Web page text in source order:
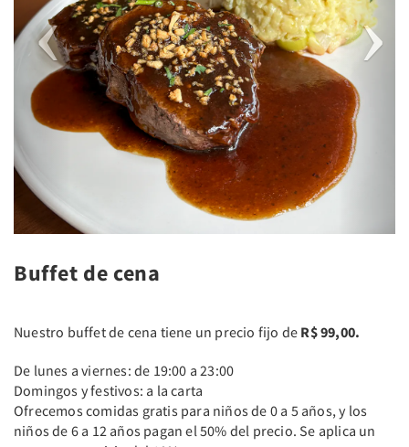
Buffet de cena
Nuestro buffet de cena tiene un precio fijo de R$ 99,00.
De lunes a viernes: de 19:00 a 23:00
Domingos y festivos: a la carta
Ofrecemos comidas gratis para niños de 0 a 5 años, y los
niños de 6 a 12 años pagan el 50% del precio. Se aplica un